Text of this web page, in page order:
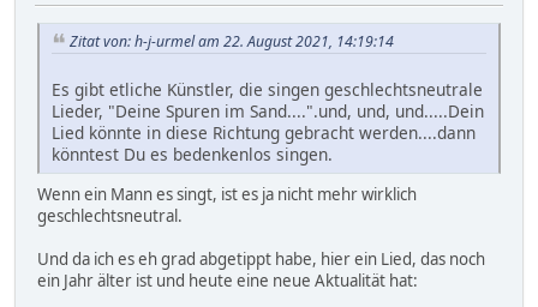
Zitat von: h-j-urmel am 22. August 2021, 14:19:14
Es gibt etliche Künstler, die singen geschlechtsneutrale
Lieder, "Deine Spuren im Sand....".und, und, und.....Dein
Lied könnte in diese Richtung gebracht werden....dann
könntest Du es bedenkenlos singen.
Wenn ein Mann es singt, ist es ja nicht mehr wirklich
geschlechtsneutral.
Und da ich es eh grad abgetippt habe, hier ein Lied, das noch
ein Jahr älter ist und heute eine neue Aktualität hat: